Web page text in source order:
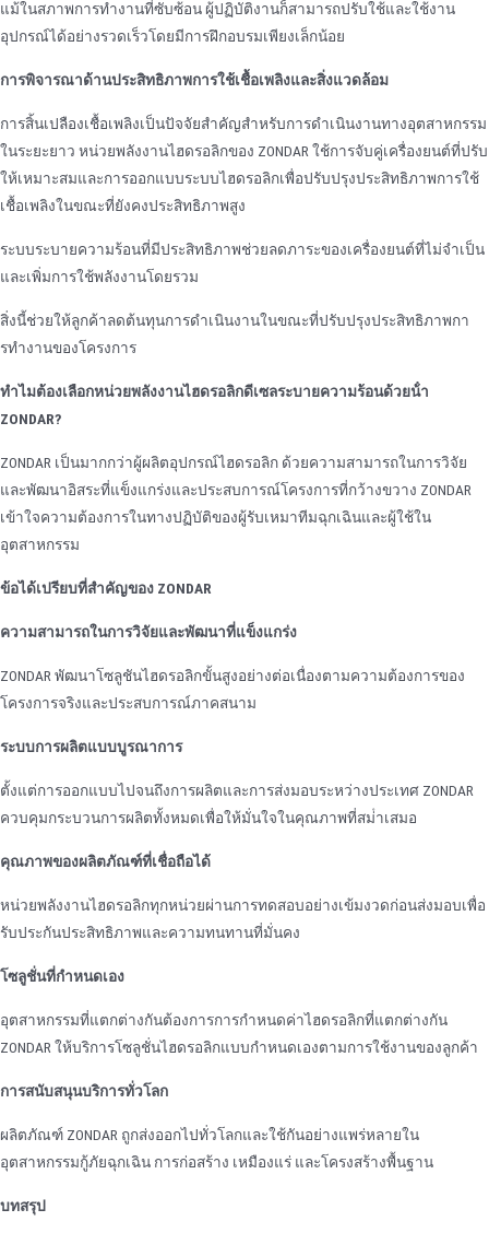
แม้ในสภาพการทํางานที่ซับซ้อน ผู้ปฏิบัติงานก็สามารถปรับใช้และใช้งาน
อุปกรณ์ได้อย่างรวดเร็วโดยมีการฝึกอบรมเพียงเล็กน้อย
การพิจารณาด้านประสิทธิภาพการใช้เชื้อเพลิงและสิ่งแวดล้อม
การสิ้นเปลืองเชื้อเพลิงเป็นปัจจัยสําคัญสําหรับการดําเนินงานทางอุตสาหกรรม
ในระยะยาว หน่วยพลังงานไฮดรอลิกของ ZONDAR ใช้การจับคู่เครื่องยนต์ที่ปรับ
ให้เหมาะสมและการออกแบบระบบไฮดรอลิกเพื่อปรับปรุงประสิทธิภาพการใช้
เชื้อเพลิงในขณะที่ยังคงประสิทธิภาพสูง
ระบบระบายความร้อนที่มีประสิทธิภาพช่วยลดภาระของเครื่องยนต์ที่ไม่จําเป็น
และเพิ่มการใช้พลังงานโดยรวม
สิ่งนี้ช่วยให้ลูกค้าลดต้นทุนการดําเนินงานในขณะที่ปรับปรุงประสิทธิภาพกา
รทํางานของโครงการ
ทําไมต้องเลือกหน่วยพลังงานไฮดรอลิกดีเซลระบายความร้อนด้วยน้ํา
ZONDAR?
ZONDAR เป็นมากกว่าผู้ผลิตอุปกรณ์ไฮดรอลิก ด้วยความสามารถในการวิจัย
และพัฒนาอิสระที่แข็งแกร่งและประสบการณ์โครงการที่กว้างขวาง ZONDAR
เข้าใจความต้องการในทางปฏิบัติของผู้รับเหมาทีมฉุกเฉินและผู้ใช้ใน
อุตสาหกรรม
ข้อได้เปรียบที่สําคัญของ ZONDAR
ความสามารถในการวิจัยและพัฒนาที่แข็งแกร่ง
ZONDAR พัฒนาโซลูชันไฮดรอลิกขั้นสูงอย่างต่อเนื่องตามความต้องการของ
โครงการจริงและประสบการณ์ภาคสนาม
ระบบการผลิตแบบบูรณาการ
ตั้งแต่การออกแบบไปจนถึงการผลิตและการส่งมอบระหว่างประเทศ ZONDAR
ควบคุมกระบวนการผลิตทั้งหมดเพื่อให้มั่นใจในคุณภาพที่สม่ําเสมอ
คุณภาพของผลิตภัณฑ์ที่เชื่อถือได้
หน่วยพลังงานไฮดรอลิกทุกหน่วยผ่านการทดสอบอย่างเข้มงวดก่อนส่งมอบเพื่อ
รับประกันประสิทธิภาพและความทนทานที่มั่นคง
โซลูชั่นที่กําหนดเอง
อุตสาหกรรมที่แตกต่างกันต้องการการกําหนดค่าไฮดรอลิกที่แตกต่างกัน
ZONDAR ให้บริการโซลูชั่นไฮดรอลิกแบบกําหนดเองตามการใช้งานของลูกค้า
การสนับสนุนบริการทั่วโลก
ผลิตภัณฑ์ ZONDAR ถูกส่งออกไปทั่วโลกและใช้กันอย่างแพร่หลายใน
อุตสาหกรรมกู้ภัยฉุกเฉิน การก่อสร้าง เหมืองแร่ และโครงสร้างพื้นฐาน
บทสรุป